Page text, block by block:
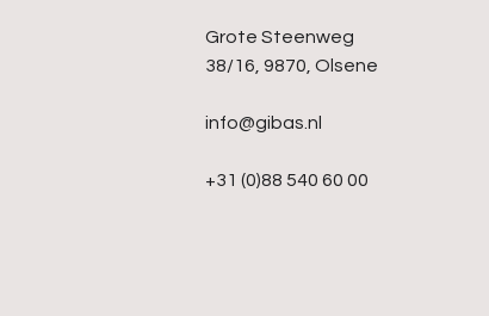
Grote Steenweg
38/16, 9870, Olsene
info@gibas.nl
+31 (0)88 540 60 00